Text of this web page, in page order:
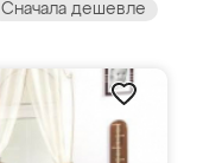
Сначала дешевле